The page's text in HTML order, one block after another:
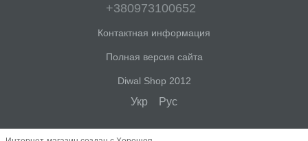
+380973100652
Контактная информация
Полная версия сайта
Diwal Shop 2012
Укр Рус